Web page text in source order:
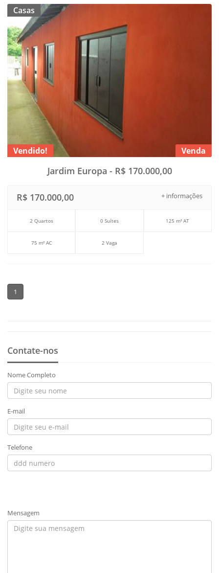
Casas
Venda
Vendido!
Jardim Europa - R$ 170.000,00
+ informações
R$ 170.000,00
2 Quartos 0 Suítes 125 m² AT
75 m² AC 2 Vaga
1
Contate-nos
Nome Completo
E-mail
Telefone
Mensagem